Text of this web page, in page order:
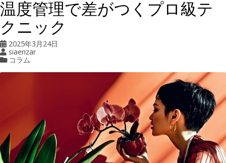
温度管理で差がつくプロ級テ
クニック
2025年3月24日
siaenzar
コラム